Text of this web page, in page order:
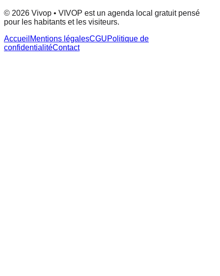
© 2026 Vivop • VIVOP est un agenda local gratuit pensé
pour les habitants et les visiteurs.
Accueil Mentions légalesCGUPolitique de
confidentialitéContact